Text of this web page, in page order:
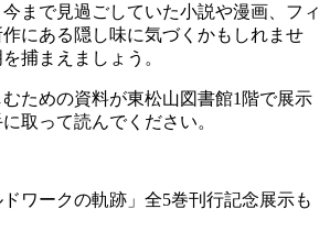
まで見過ごしていた小説や漫画、フィ
にある隠し味に気づくかもしれませ
捕まえましょう。
ための資料が東松山図書館1階で展示
取って読んでください。
ドワークの軌跡」全5巻刊行記念展示も